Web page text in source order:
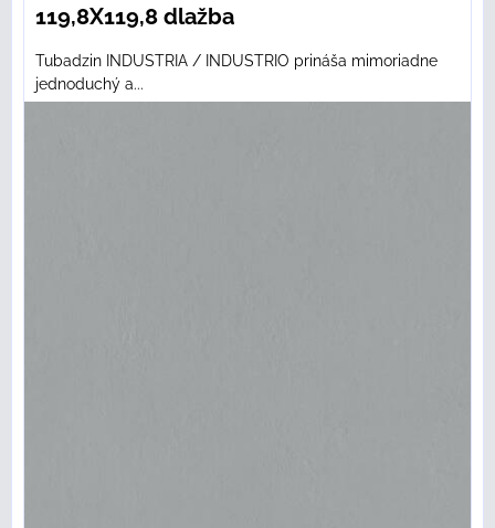
119,8X119,8 dlažba
Tubadzin INDUSTRIA / INDUSTRIO prináša mimoriadne
jednoduchý a...